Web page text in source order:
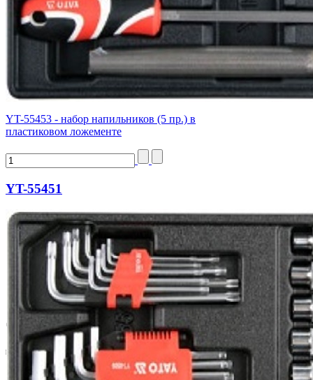
YT-55453 - набор напильников (5 пр.) в
пластиковом ложементе
YT-55451